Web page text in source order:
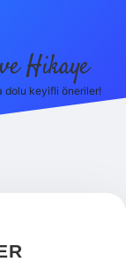
Hikaye
dolu keyifli öneriler!